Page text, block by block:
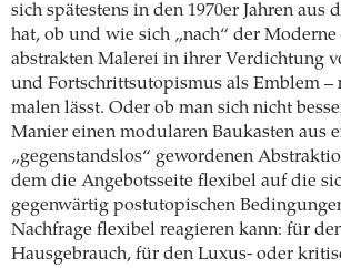
sich spätestens in den 1970er Jahren aus
hat, ob und wie sich „nach“ der
abstrakten Malerei in ihrer Verdichtung
und Fortschrittsutopismus als Emblem –
malen lässt. Oder ob man sich nicht
Manier einen modularen Baukasten aus
„gegenstandslos“ gewordenen
dem die Angebotsseite flexibel auf die
gegenwärtig postutopischen
Nachfrage flexibel reagieren kann: für
Hausgebrauch, für den Luxus- oder